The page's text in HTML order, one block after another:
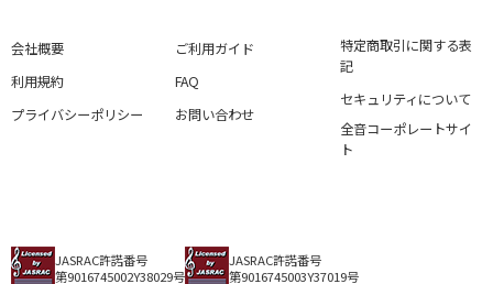
会社概要
利用規約
プライバシーポリシー
ご利用ガイド
FAQ
お問い合わせ
特定商取引に関する表
記
セキュリティについて
全音コーポレートサイ
ト
JASRAC許諾番号
第9016745002Y38029号
JASRAC許諾番号
第9016745003Y37019号